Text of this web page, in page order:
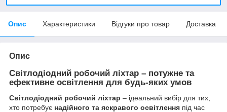
Опис Характеристики Відгуки про товар Доставка
Опис
Світлодіодний робочий ліхтар – потужне та
ефективне освітлення для будь-яких умов
Світлодіодний робочий ліхтар – ідеальний вибір для тих,
хто потребує надійного та яскравого освітлення під час